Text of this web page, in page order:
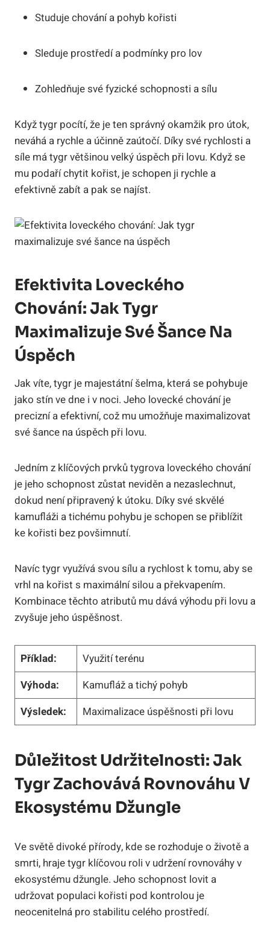
Studuje chování a pohyb kořisti
Sleduje prostředí a podmínky pro lov
Zohledňuje své fyzické schopnosti a sílu
Když tygr pocítí, že je ten správný okamžik pro útok,
neváhá a rychle a účinně zaútočí. Díky své rychlosti a
síle má tygr většinou velký úspěch při lovu. Když se
mu podaří chytit kořist, je schopen ji rychle a
efektivně zabít a pak se najíst.
Efektivita Loveckého
Chování: Jak Tygr
Maximalizuje Své Šance Na
Úspěch
Jak víte, tygr je majestátní šelma, která se pohybuje
jako stín ve dne i v noci. Jeho lovecké chování je
precizní a efektivní, což mu umožňuje maximalizovat
své šance na úspěch při lovu.
Jedním z klíčových prvků tygrova loveckého chování
je jeho schopnost zůstat neviděn a nezaslechnut,
dokud není připravený k útoku. Díky své skvělé
kamufláži a tichému pohybu je schopen se přiblížit
ke kořisti bez povšimnutí.
Navíc tygr využívá svou sílu a rychlost k tomu, aby se
vrhl na kořist s maximální silou a překvapením.
Kombinace těchto atributů mu dává výhodu při lovu a
zvyšuje jeho úspěšnost.
Příklad:
Využití terénu
Výhoda:
Kamufláž a tichý pohyb
Výsledek:
Maximalizace úspěšnosti při lovu
Důležitost Udržitelnosti: Jak
Tygr Zachovává Rovnováhu V
Ekosystému Džungle
Ve světě divoké přírody, kde se rozhoduje o životě a
smrti, hraje tygr klíčovou roli v udržení rovnováhy v
ekosystému džungle. Jeho schopnost lovit a
udržovat populaci kořisti pod kontrolou je
neocenitelná pro stabilitu celého prostředí.